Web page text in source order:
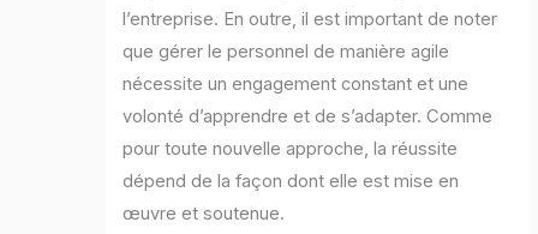
l’entreprise. En outre, il est important de noter
que gérer le personnel de manière agile
nécessite un engagement constant et une
volonté d’apprendre et de s’adapter. Comme
pour toute nouvelle approche, la réussite
dépend de la façon dont elle est mise en
œuvre et soutenue.